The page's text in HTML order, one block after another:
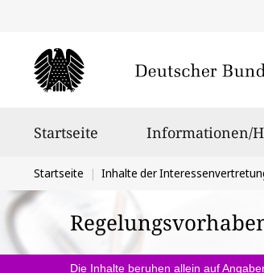
Startseite Informationen/
Sie
befinden
sich
hier:
Startseite Inhalte der
Die Inhalte beruhen allein auf